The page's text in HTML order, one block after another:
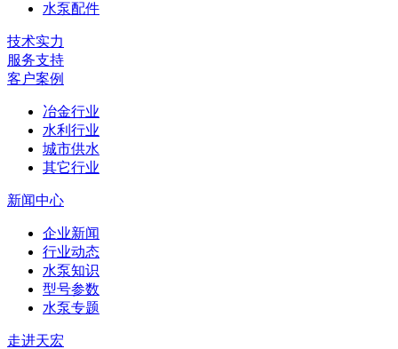
水泵配件
技术实力
服务支持
客户案例
冶金行业
水利行业
城市供水
其它行业
新闻中心
企业新闻
行业动态
水泵知识
型号参数
水泵专题
走进天宏